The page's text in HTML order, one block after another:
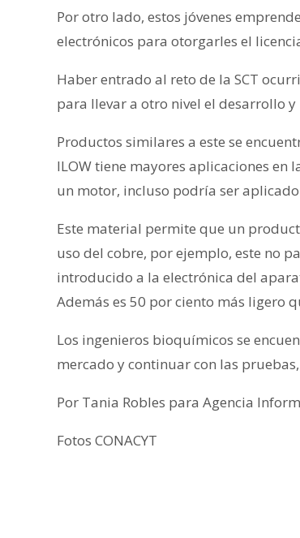
Por otro lado, estos jóvenes
electrónicos para otorgarles el
Haber entrado al reto de la SCT
para llevar a otro nivel el desarrollo y
Productos similares a este se
ILOW tiene mayores aplicaciones en
un motor, incluso podría ser
Este material permite que un
uso del cobre, por ejemplo, este no
introducido a la electrónica del
Además es 50 por ciento más ligero
Los ingenieros bioquímicos se
mercado y continuar con las
Por Tania Robles para Agencia
Fotos CONACYT